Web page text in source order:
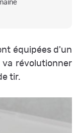
équipées d'un
révolutionner
tir.